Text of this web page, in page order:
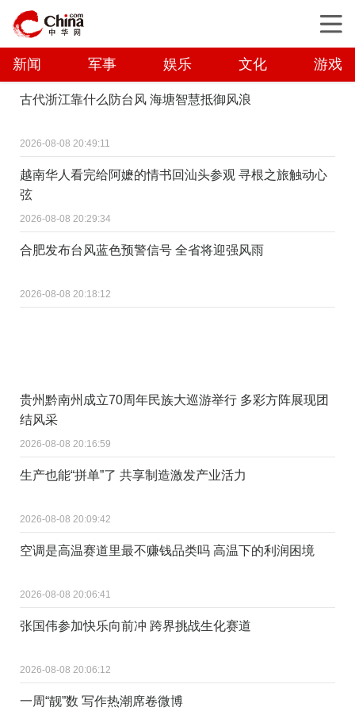
新闻 军事 娱乐 文化 游戏
古代浙江靠什么防台风 海塘智慧抵御风浪
2026-08-08 20:49:11
越南华人看完给阿嬷的情书回汕头参观 寻根之旅触动心
弦
2026-08-08 20:29:34
合肥发布台风蓝色预警信号 全省将迎强风雨
2026-08-08 20:18:12
贵州黔南州成立70周年民族大巡游举行 多彩方阵展现团
结风采
2026-08-08 20:16:59
生产也能“拼单”了 共享制造激发产业活力
2026-08-08 20:09:42
空调是高温赛道里最不赚钱品类吗 高温下的利润困境
2026-08-08 20:06:41
张国伟参加快乐向前冲 跨界挑战生化赛道
2026-08-08 20:06:12
一周“靓”数 写作热潮席卷微博